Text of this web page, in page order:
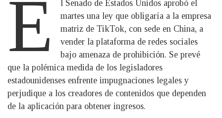
E
l Senado de Estados Unidos aprobó el
martes una ley que obligaría a la empresa
matriz de TikTok, con sede en China, a
vender la plataforma de redes sociales
bajo amenaza de prohibición. Se prevé
que la polémica medida de los legisladores
estadounidenses enfrente impugnaciones legales y
perjudique a los creadores de contenidos que dependen
de la aplicación para obtener ingresos.